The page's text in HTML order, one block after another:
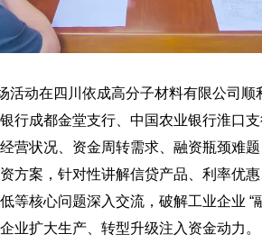
活动在四川依成高分子材料有限公司
行成都金堂支行、中国农业银行淮口
营状况、资金周转需求、融资瓶颈难
方案，针对性讲解信贷产品、利率优
等核心问题深入交流，破解工业企业 “
业扩大生产、转型升级注入资金动力。